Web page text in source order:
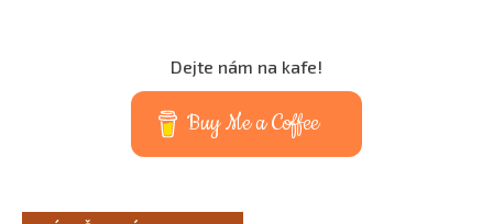
Dejte nám na kafe!
Buy Me a Coffee